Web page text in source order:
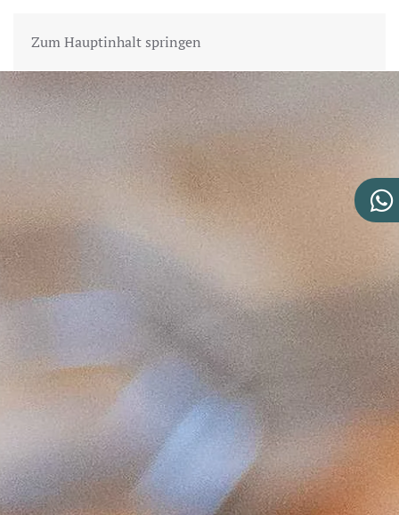
Zum Hauptinhalt springen